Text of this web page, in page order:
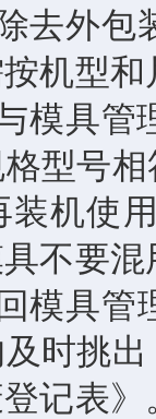
去外包
机型
模具管
型号
机使
不要
模具管
时挑
记表》